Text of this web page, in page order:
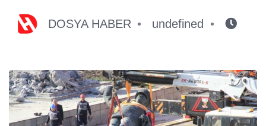
DOSYA HABER undefined